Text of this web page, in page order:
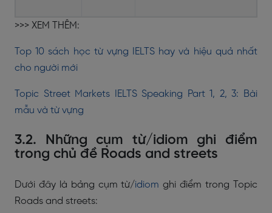
>>> XEM THÊM:
Top 10 sách học từ vựng IELTS hay và hiệu quả nhất
cho người mới
Topic Street Markets IELTS Speaking Part 1, 2, 3: Bài
mẫu và từ vựng
3.2. Những cụm từ/idiom ghi điểm
trong chủ đề Roads and streets
Dưới đây là bảng cụm từ/idiom ghi điểm trong Topic
Roads and streets: